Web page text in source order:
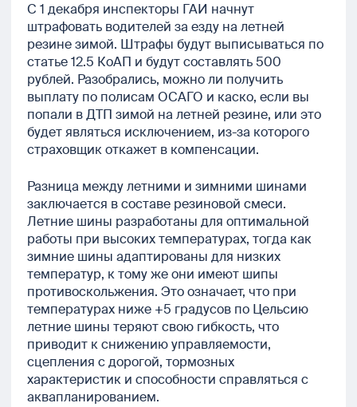
С 1 декабря инспекторы ГАИ начнут
штрафовать водителей за езду на летней
резине зимой. Штрафы будут выписываться по
статье 12.5 КоАП и будут составлять 500
рублей. Разобрались, можно ли получить
выплату по полисам ОСАГО и каско, если вы
попали в ДТП зимой на летней резине, или это
будет являться исключением, из-за которого
страховщик откажет в компенсации.
Разница между летними и зимними шинами
заключается в составе резиновой смеси.
Летние шины разработаны для оптимальной
работы при высоких температурах, тогда как
зимние шины адаптированы для низких
температур, к тому же они имеют шипы
противоскольжения. Это означает, что при
температурах ниже +5 градусов по Цельсию
летние шины теряют свою гибкость, что
приводит к снижению управляемости,
сцепления с дорогой, тормозных
характеристик и способности справляться с
аквапланированием.